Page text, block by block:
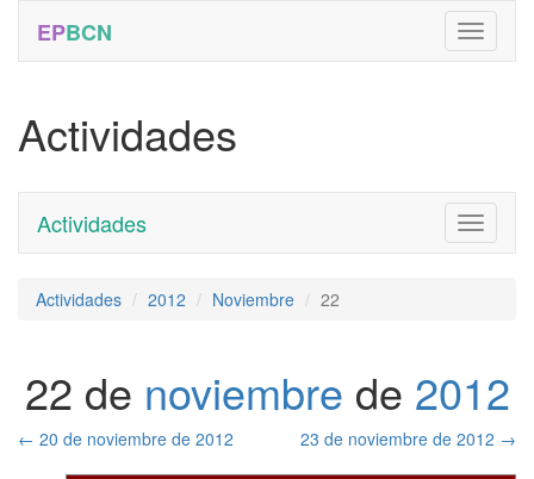
EPBCN
Actividades
Toggle
Actividades
Actividades 2012 Noviembre 22
22 de noviembre de 2012
← 20 de noviembre de 2012 23 de noviembre de 2012 →